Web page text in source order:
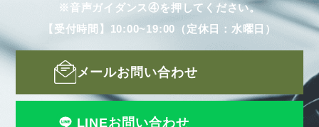
※音声ガイダンス④を押してください。
【受付時間】10:00~19:00（定休日：水曜日）
メールお問い合わせ
LINEお問い合わせ